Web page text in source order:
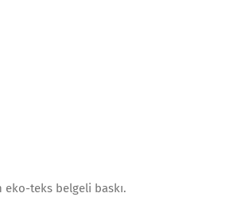
eko-teks belgeli baskı.